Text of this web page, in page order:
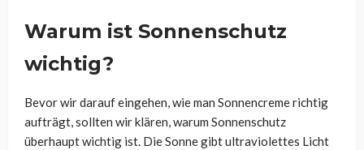
Warum ist Sonnenschutz
wichtig?
Bevor wir darauf eingehen, wie man Sonnencreme richtig
aufträgt, sollten wir klären, warum Sonnenschutz
überhaupt wichtig ist. Die Sonne gibt ultraviolettes Licht